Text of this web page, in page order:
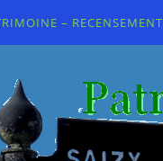
– RECENSEMENT